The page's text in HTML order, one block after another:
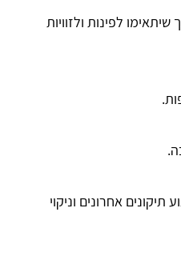
לפינות ולזוויות
תיקונים אחרונים וניקוי